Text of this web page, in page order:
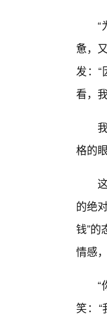
“
惫，
发：
看，
格的
的绝
钱”的
情感
“
笑：